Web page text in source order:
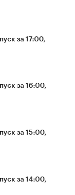
за 17:00,
за 16:00,
за 15:00,
за 14:00,